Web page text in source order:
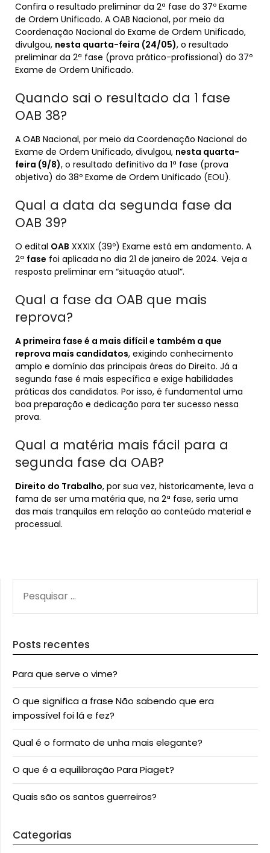
Confira o resultado preliminar da 2ª fase do 37º Exame
de Ordem Unificado. A OAB Nacional, por meio da
Coordenação Nacional do Exame de Ordem Unificado,
divulgou, nesta quarta-feira (24/05), o resultado
preliminar da 2ª fase (prova prático-profissional) do 37º
Exame de Ordem Unificado.
Quando sai o resultado da 1 fase
OAB 38?
A OAB Nacional, por meio da Coordenação Nacional do
Exame de Ordem Unificado, divulgou, nesta quarta-
feira (9/8), o resultado definitivo da 1ª fase (prova
objetiva) do 38º Exame de Ordem Unificado (EOU).
Qual a data da segunda fase da
OAB 39?
O edital OAB XXXIX (39º) Exame está em andamento. A
2ª fase foi aplicada no dia 21 de janeiro de 2024. Veja a
resposta preliminar em “situação atual”.
Qual a fase da OAB que mais
reprova?
A primeira fase é a mais difícil e também a que
reprova mais candidatos, exigindo conhecimento
amplo e domínio das principais áreas do Direito. Já a
segunda fase é mais específica e exige habilidades
práticas dos candidatos. Por isso, é fundamental uma
boa preparação e dedicação para ter sucesso nessa
prova.
Qual a matéria mais fácil para a
segunda fase da OAB?
Direito do Trabalho, por sua vez, historicamente, leva a
fama de ser uma matéria que, na 2ª fase, seria uma
das mais tranquilas em relação ao conteúdo material e
processual.
POR:
Posts recentes
Para que serve o vime?
O que significa a frase Não sabendo que era
impossível foi lá e fez?
Qual é o formato de unha mais elegante?
O que é a equilibração Para Piaget?
Quais são os santos guerreiros?
Categorias